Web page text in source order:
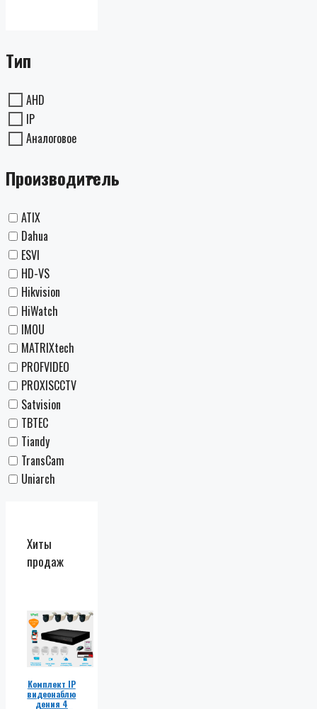
Тип
AHD
IP
Аналоговое
Производитель
ATIX
Dahua
ESVI
HD-VS
Hikvision
HiWatch
IMOU
MATRIXtech
PROFVIDEO
PROXISCCTV
Satvision
TBTEC
Tiandy
TransCam
Uniarch
Хиты
продаж
Комплект IP
видеонаблю
дения 4